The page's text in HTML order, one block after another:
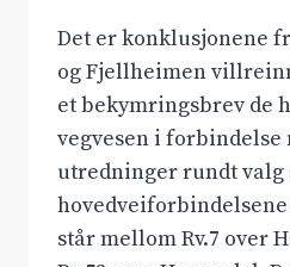
Det er konklusjonene
og Fjellheimen
et bekymringsbrev de
vegvesen i forbindelse
utredninger rundt valg
hovedveiforbindelsene
står mellom Rv.7 over